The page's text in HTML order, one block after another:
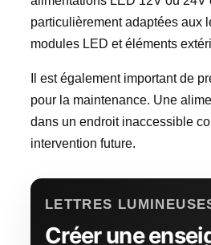
particulièrement adaptées aux
modules LED et éléments
Il est également important de
pour la maintenance. Une
dans un endroit inaccessible
intervention future.
LETTRES
Créer une